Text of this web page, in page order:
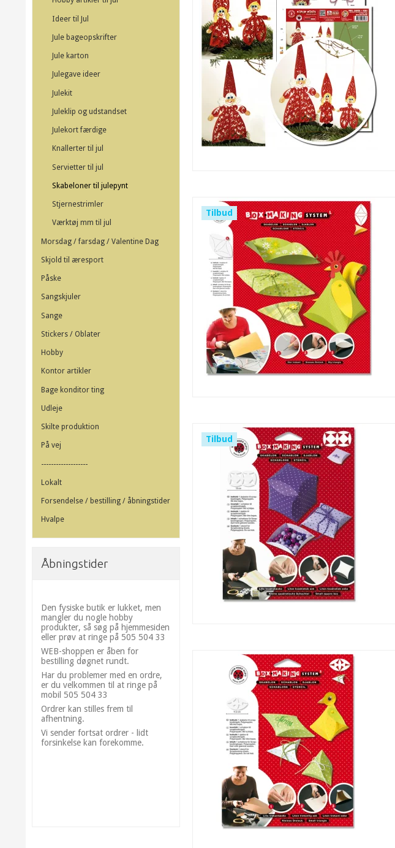
Ideer til Jul
Jule bageopskrifter
Jule karton
Julegave ideer
Julekit
Juleklip og udstandset
Julekort færdige
Knallerter til jul
Servietter til jul
Skabeloner til julepynt
Stjernestrimler
Værktøj mm til jul
Morsdag / farsdag / Valentine Dag
Skjold til æresport
Påske
Sangskjuler
Sange
Stickers / Oblater
Hobby
Kontor artikler
Bage konditor ting
Udleje
Skilte produktion
På vej
-------------------
Lokalt
Forsendelse / bestilling / åbningstider
Hvalpe
Åbningstider
Den fysiske butik er lukket, men
mangler du nogle hobby
produkter, så søg på hjemmesiden
eller prøv at ringe på 505 504 33
WEB-shoppen er åben for
bestilling døgnet rundt.
Har du problemer med en ordre,
er du velkommen til at ringe på
mobil 505 504 33
Ordrer kan stilles frem til
afhentning.
Vi sender fortsat ordrer - lidt
forsinkelse kan forekomme.
Tilbud
Tilbud